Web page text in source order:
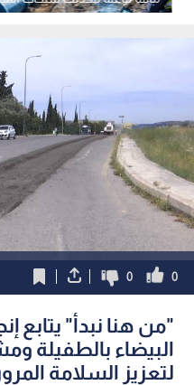
وتقليل الفاقد في الطفيلة
0
0
"من هنا نبدأ" يتابع
البيضاء بالطفيلة
لتعزيز السلامة